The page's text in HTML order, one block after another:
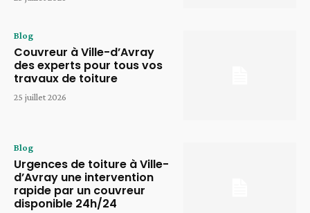
Blog
Couvreur à Ville-d’Avray
des experts pour tous vos
travaux de toiture
25 juillet 2026
Blog
Urgences de toiture à Ville-
d’Avray une intervention
rapide par un couvreur
disponible 24h/24